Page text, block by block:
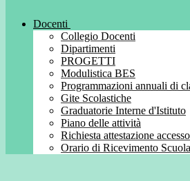
Docenti
Collegio Docenti
Dipartimenti
PROGETTI
Modulistica BES
Programmazioni annuali di
Gite Scolastiche
Graduatorie Interne d'Istituto
Piano delle attività
Richiesta attestazione
Orario di Ricevimento